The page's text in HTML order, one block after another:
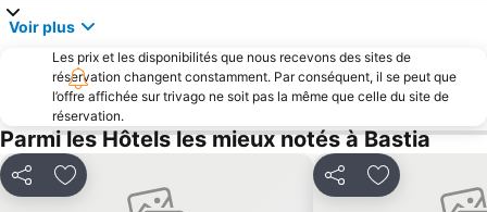
Voir plus
Les prix et les disponibilités que nous recevons des sites de
réservation changent constamment. Par conséquent, il se peut que
l’offre affichée sur trivago ne soit pas la même que celle du site de
réservation.
Parmi les Hôtels les mieux notés à Bastia
PartagerAjouter à mes favoris PartagerAjouter à